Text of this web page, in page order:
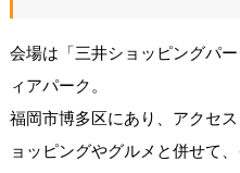
会場は「三井ショッピングパ
ィアパーク。
福岡市博多区にあり、アクセ
ョッピングやグルメと併せて